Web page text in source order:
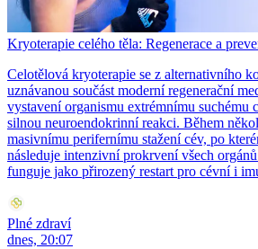
Kryoterapie celého těla: Regenerace a
Celotělová kryoterapie se z alternativního
uznávanou součást moderní regenerační
vystavení organismu extrémnímu suchému
silnou neuroendokrinní reakci. Během
masivnímu perifernímu stažení cév, po
následuje intenzivní prokrvení všech
funguje jako přirozený restart pro cévní i
Plné zdraví
dnes, 20:07